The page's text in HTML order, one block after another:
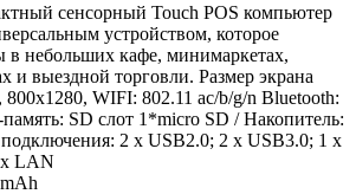
сенсорный Touch POS компьютер
устройством, которое
в небольших кафе, минимаркетах,
и выездной торговли. Размер экрана
WIFI: 802.11 ac/b/g/n Bluetooth:
SD слот 1*micro SD / Накопитель:
2 х USB2.0; 2 х USB3.0; 1 х
LAN